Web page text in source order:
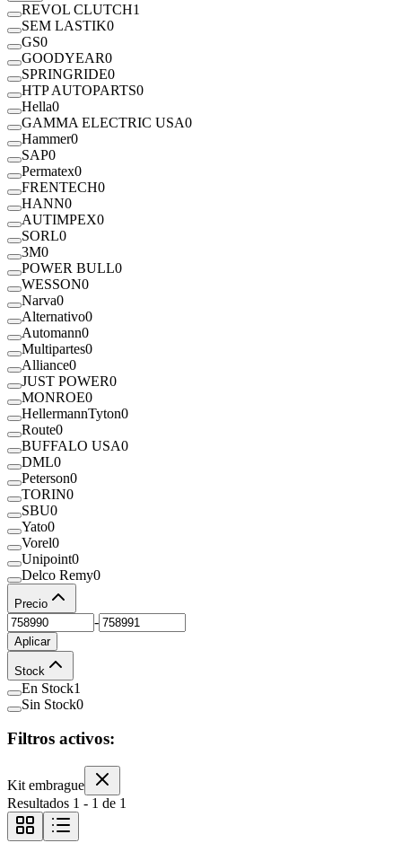
REVOL CLUTCH1
SEM LASTIK0
GS0
GOODYEAR0
SPRINGRIDE0
HTP AUTOPARTS0
Hella0
GAMMA ELECTRIC USA0
Hammer0
SAP0
Permatex0
FRENTECH0
HANN0
AUTIMPEX0
SORL0
3M0
POWER BULL0
WESSON0
Narva0
Alternativo0
Automann0
Multipartes0
Alliance0
JUST POWER0
MONROE0
HellermannTyton0
Route0
BUFFALO USA0
DML0
Peterson0
TORIN0
SBU0
Yato0
Vorel0
Unipoint0
Delco Remy0
Precio
-
Aplicar
Stock
En Stock1
Sin Stock0
Filtros activos:
Kit embrague
Resultados 1 - 1 de 1